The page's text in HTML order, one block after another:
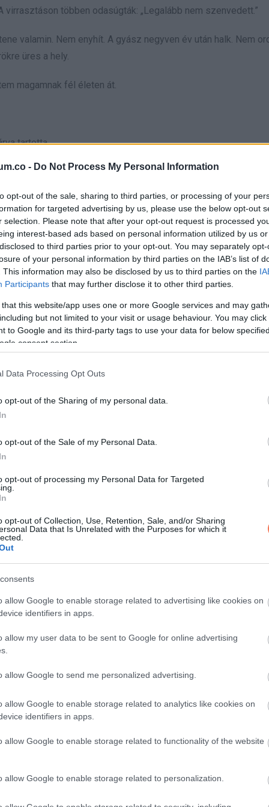
- Do Not Process My Personal Information
opt-out of the sale, sharing to third parties, or processing of your
for targeted advertising by us, please use the below opt-out
selection. Please note that after your opt-out request is processed
interest-based ads based on personal information utilized by us
to third parties prior to your opt-out. You may separately
of your personal information by third parties on the IAB’s list of
This information may also be disclosed by us to third parties on the
Participants that may further disclose it to other third parties.
that this website/app uses one or more Google services and may
but not limited to your visit or usage behaviour. You may
to Google and its third-party tags to use your data for below
consent section.
Data Processing Opt Outs
opt-out of the Sharing of my personal data.
opt-out of the Sale of my Personal Data.
opt-out of processing my Personal Data for Targeted
opt-out of Collection, Use, Retention, Sale, and/or Sharing
Data that Is Unrelated with the Purposes for which it
allow Google to enable storage related to advertising like cookies on
identifiers in apps.
allow my user data to be sent to Google for online advertising
allow Google to send me personalized advertising.
allow Google to enable storage related to analytics like cookies on
identifiers in apps.
allow Google to enable storage related to functionality of the website
allow Google to enable storage related to personalization.
többen odasúgták: „Legalább nem szenvedett.”
valamin. Nem enyhít. A gyász negyven év után halk. Nem
üres a hely.
magamnak fél életen át.
tartotta.
Nem piszkál apró rejtélyeket, mert bízik abban, aki a
a zárt ajtó mellett.
Minden alkalommal, amikor a háló felé indultam,
hogy tiszteletlenség lenne belenézni. Ami ott van, az az
és unott arccal. Hátrébb léptem, és végignéztem, ahogy
meg a levegőben.
pakolva, és a polcon egy nehéz, fém kazetta.
ő a kazettával bajlódott. A dobozban levelek kötegei
rákényszerítenem az igazságra, vagy soha nem lett volna
fizetem ki egyszerre a stoplit és a bajnoki díjat. Ő nem tudja,
így rendben van. Néha kérdez rólad. M.